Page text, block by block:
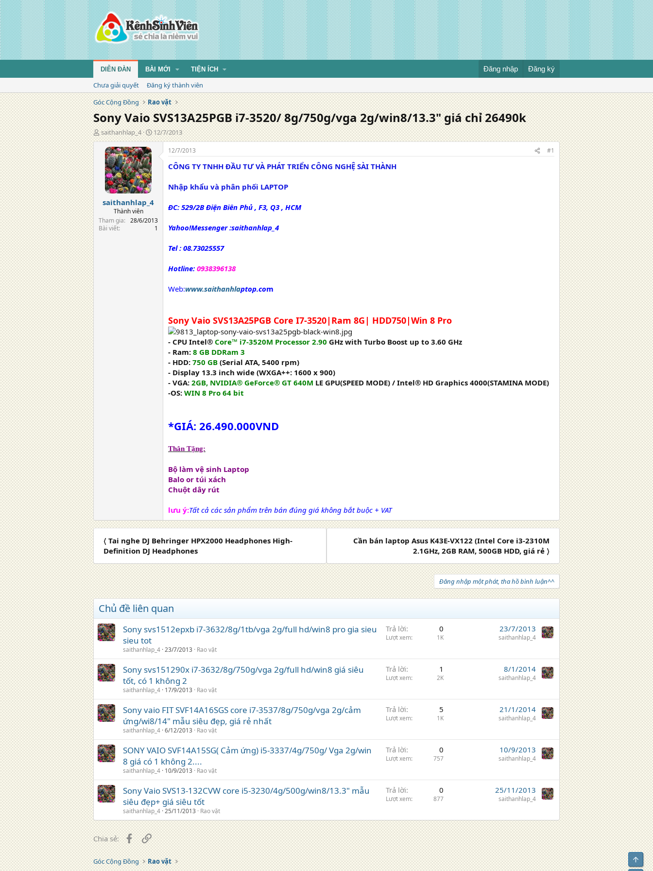
DIỄN ĐÀN BÀI MỚI TIỆN ÍCH Đăng nhập Đăng ký
Chưa giải quyết
Đăng ký thành viên
Góc Cộng Đồng
Rao vặt
Sony Vaio SVS13A25PGB i7-3520/ 8g/750g/vga 2g/win8/13.3" giá chỉ 26490k
T
á
saithanhlap_4
N
g
12/7/2013
saithanhlap_4
Thành viên
Tham gia
28/6/2013
Bài viết
1
12/7/2013 #1
CÔNG TY TNHH ĐẦU TƯ VÀ PHÁT TRIỂN CÔNG NGHỆ SÀI THÀNH
Nhập khẩu và phân phối LAPTOP
ĐC: 529/2B Điện Biên Phủ , F3, Q3 , HCM
Yahoo!Messenger :saithanhlap_4
Tel : 08.73025557
Hotline: 0938396138
Web:www.saithanhlaptop.com
Sony Vaio SVS13A25PGB Core I7-3520|Ram 8G| HDD750|Win 8 Pro
- CPU Intel® Core™ i7-3520M Processor 2.90 GHz with Turbo Boost up to 3.60 GHz
- Ram: 8 GB DDRam 3
- HDD: 750 GB (Serial ATA, 5400 rpm)
- Display 13.3 inch wide (WXGA++: 1600 x 900)
- VGA: 2GB, NVIDIA® GeForce® GT 640M LE GPU(SPEED MODE) / Intel® HD Graphics 4000(STAMINA MODE)
-OS: WIN 8 Pro 64 bit
*GIÁ: 26.490.000VND
Thân Tặng:
Bộ làm vệ sinh Laptop
Balo or túi xách
Chuột dây rút
lưu ý:Tất cả các sản phẩm trên bán đúng giá không bắt buộc + VAT
〈 Tai nghe DJ Behringer HPX2000 Headphones High-
Definition DJ Headphones
Cần bán laptop Asus K43E-VX122 (Intel Core i3-2310M
2.1GHz, 2GB RAM, 500GB HDD, giá rẻ 〉
Đăng nhập một phát, tha hồ bình luận^^
Chủ đề liên quan
Sony svs1512epxb i7-3632/8g/1tb/vga 2g/full hd/win8 pro gia sieu
sieu tot
saithanhlap_4 23/7/2013 Rao vặt
Trả lời 0
Lượt xem 1K
23/7/2013
saithanhlap_4
Sony svs151290x i7-3632/8g/750g/vga 2g/full hd/win8 giá siêu
tốt, có 1 không 2
saithanhlap_4 17/9/2013 Rao vặt
Trả lời 1
Lượt xem 2K
8/1/2014
saithanhlap_4
Sony vaio FIT SVF14A16SGS core i7-3537/8g/750g/vga 2g/cảm
ứng/wi8/14" mẫu siêu đẹp, giá rẻ nhất
saithanhlap_4 6/12/2013 Rao vặt
Trả lời 5
Lượt xem 1K
21/1/2014
saithanhlap_4
SONY VAIO SVF14A15SG( Cảm ứng) i5-3337/4g/750g/ Vga 2g/win
8 giá có 1 không 2....
saithanhlap_4 10/9/2013 Rao vặt
Trả lời 0
Lượt xem 757
10/9/2013
saithanhlap_4
Sony Vaio SVS13-132CVW core i5-3230/4g/500g/win8/13.3" mẫu
siêu đẹp+ giá siêu tốt
saithanhlap_4 25/11/2013 Rao vặt
Trả lời 0
Lượt xem 877
25/11/2013
saithanhlap_4
Chia sẻ: Facebook
Liên kết
Góc Cộng Đồng Rao vặt Top